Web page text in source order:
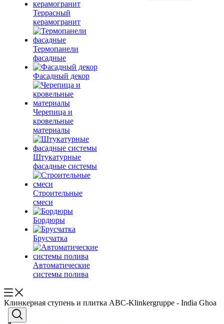
Террасный
керамогранит
Термопанели
фасадные
Фасадный декор
Черепица и
кровельные
материалы
Штукатурные
фасадные системы
Строительные
смеси
Бордюры
Брусчатка
Автоматические
системы полива
Клинкерная ступень и плитка ABC-Klinkergruppe - India Ghoa